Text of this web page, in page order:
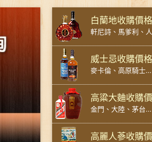
白蘭地收購價
軒尼詩、馬爹利、
威士忌收購價
麥卡倫、高原騎士...
高粱大麯收購
金門、大陸、茅台...
高麗人蔘收購